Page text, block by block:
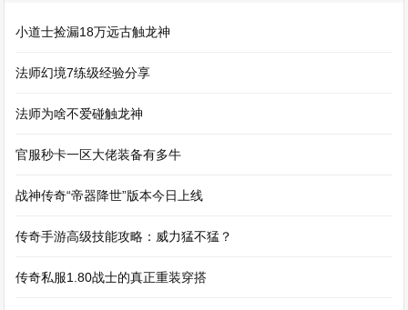
小道士捡漏18万远古触龙神
法师幻境7练级经验分享
法师为啥不爱碰触龙神
官服秒卡一区大佬装备有多牛
战神传奇“帝器降世”版本今日上线
传奇手游高级技能攻略：威力猛不猛？
传奇私服1.80战士的真正重装穿搭